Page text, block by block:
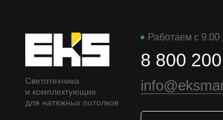
Светотехника
и комплектующие
для натяжных потолков
Работаем с
8 800